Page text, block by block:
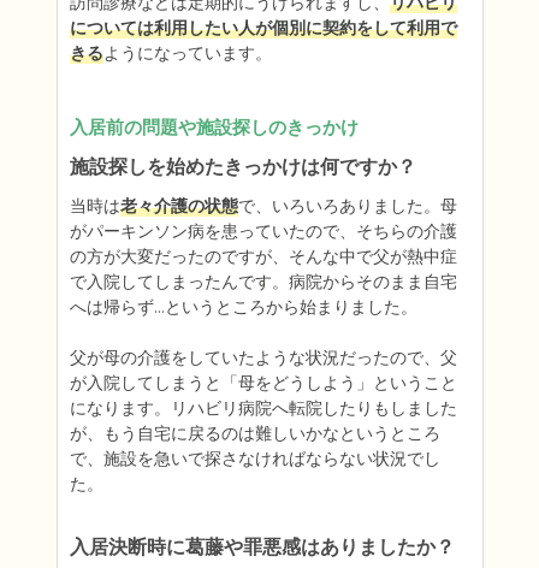
については利用したい人が個別に契約をして利用で
きるようになっています。
入居前の問題や施設探しのきっかけ
施設探しを始めたきっかけは何ですか？
当時は老々介護の状態で、いろいろありました。母
がパーキンソン病を患っていたので、そちらの介護
の方が大変だったのですが、そんな中で父が熱中症
で入院してしまったんです。病院からそのまま自宅
へは帰らず…というところから始まりました。
父が母の介護をしていたような状況だったので、父
が入院してしまうと「母をどうしよう」ということ
になります。リハビリ病院へ転院したりもしました
が、もう自宅に戻るのは難しいかなというところ
で、施設を急いで探さなければならない状況でし
た。
入居決断時に葛藤や罪悪感はありましたか？